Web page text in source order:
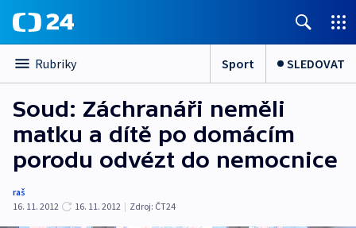
Rubriky Sport SLEDOVAT
Soud: Záchranáři neměli
matku a dítě po domácím
porodu odvézt do nemocnice
raš
16. 11. 2012
16. 11. 2012 | Zdroj: ČT24